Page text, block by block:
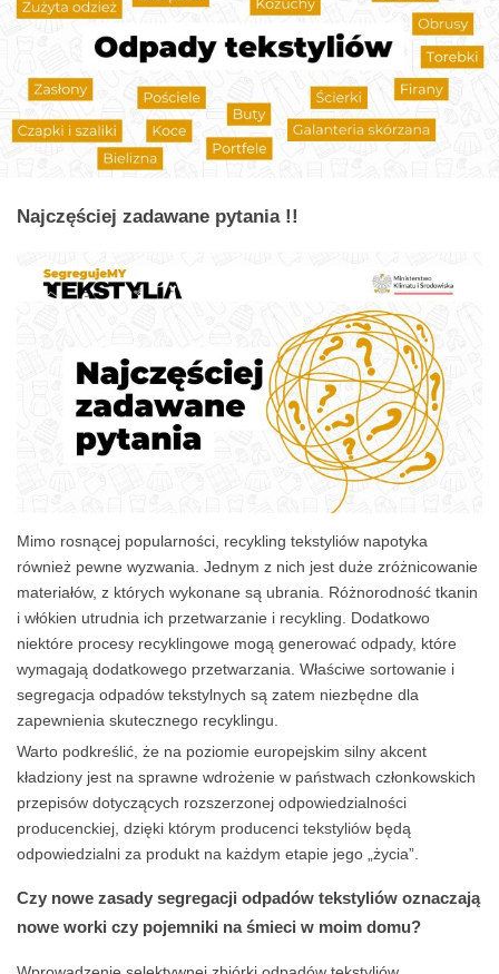
Najczęściej zadawane pytania !!
Mimo rosnącej popularności, recykling tekstyliów napotyka
również pewne wyzwania. Jednym z nich jest duże zróżnicowanie
materiałów, z których wykonane są ubrania. Różnorodność tkanin
i włókien utrudnia ich przetwarzanie i recykling. Dodatkowo
niektóre procesy recyklingowe mogą generować odpady, które
wymagają dodatkowego przetwarzania. Właściwe sortowanie i
segregacja odpadów tekstylnych są zatem niezbędne dla
zapewnienia skutecznego recyklingu.
Warto podkreślić, że na poziomie europejskim silny akcent
kładziony jest na sprawne wdrożenie w państwach członkowskich
przepisów dotyczących rozszerzonej odpowiedzialności
producenckiej, dzięki którym producenci tekstyliów będą
odpowiedzialni za produkt na każdym etapie jego „życia”.
Czy nowe zasady segregacji odpadów tekstyliów oznaczają
nowe worki czy pojemniki na śmieci w moim domu?